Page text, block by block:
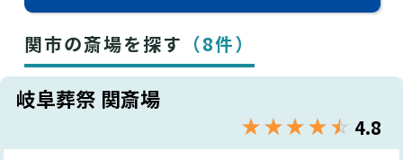
関市の斎場を探す （8件）
岐阜葬祭 関斎場
★★★★★
☆☆☆☆☆ 4.8